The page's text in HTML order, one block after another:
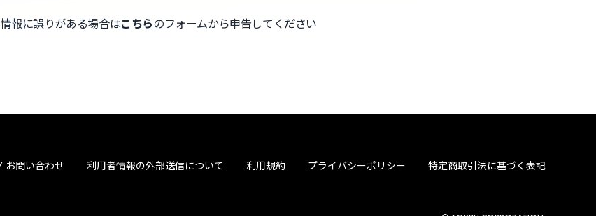
報に誤りがある場合はこちらのフォームから申告してください
お問い合わせ 利用者情報の外部送信について 利用規約 プライバシーポリシー 特定商取引法に基づく表記